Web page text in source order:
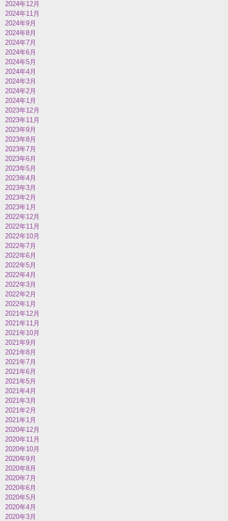
2024年12月
2024年11月
2024年9月
2024年8月
2024年7月
2024年6月
2024年5月
2024年4月
2024年3月
2024年2月
2024年1月
2023年12月
2023年11月
2023年9月
2023年8月
2023年7月
2023年6月
2023年5月
2023年4月
2023年3月
2023年2月
2023年1月
2022年12月
2022年11月
2022年10月
2022年7月
2022年6月
2022年5月
2022年4月
2022年3月
2022年2月
2022年1月
2021年12月
2021年11月
2021年10月
2021年9月
2021年8月
2021年7月
2021年6月
2021年5月
2021年4月
2021年3月
2021年2月
2021年1月
2020年12月
2020年11月
2020年10月
2020年9月
2020年8月
2020年7月
2020年6月
2020年5月
2020年4月
2020年3月